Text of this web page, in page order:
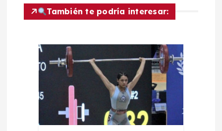
a
También te podría interesar: